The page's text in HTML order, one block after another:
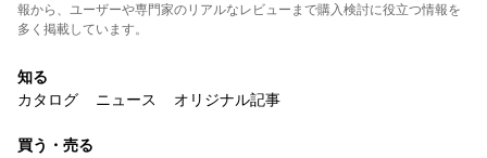
報から、ユーザーや専門家のリアルなレビューまで購入検討に役立つ情報を
多く掲載しています。
知る
カタログ
ニュース オリジナル記事
買う・売る